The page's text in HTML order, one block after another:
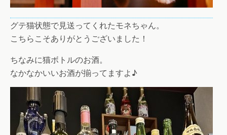
グテ猫状態で見送ってくれたモネちゃん。
こちらこそありがとうございました！
ちなみに猫ボトルのお酒。
なかなかいいお酒が揃ってますよ♪